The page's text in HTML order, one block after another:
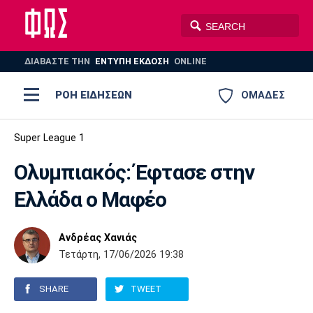
ΔΙΑΒΑΣΤΕ THN ΕΝΤΥΠΗ ΕΚΔΟΣΗ ONLINE
ΟΜΑΔΕΣ
ΡΟΗ ΕΙΔΗΣΕΩΝ
ΠΟΔΟΣΦΑΙΡΟ
ΠΟΛΟ ΣΠΟΡ
AUTO-MOTO
Ποδόσφαιρο
Super League 1
Super League 2
Γ Εθνική
Ελλάδα
Μπάσκετ
Ελλάδα
Εθνική
EuroLeague
Ολυμπιακοί Αγώνες
Βόλεϊ
Πόλο
Ολυμπιακός ΑΕΚ
Παναθηναϊκός Ατρόμητος
Super League 1
Ολυμπιακός: Έφτασε στην
Ελλάδα ο Μαφέο
Ανδρέας Χανιάς
Τετάρτη, 17/06/2026 19:38
SHARE TWEET